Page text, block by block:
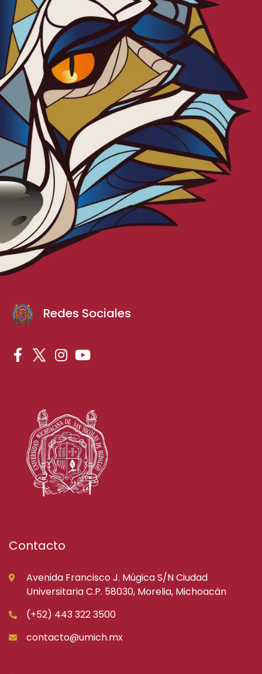
Redes Sociales
Contacto
Avenida Francisco J. Múgica S/N Ciudad
Universitaria C.P. 58030, Morelia, Michoacán
(+52) 443 322 3500
contacto@umich.mx